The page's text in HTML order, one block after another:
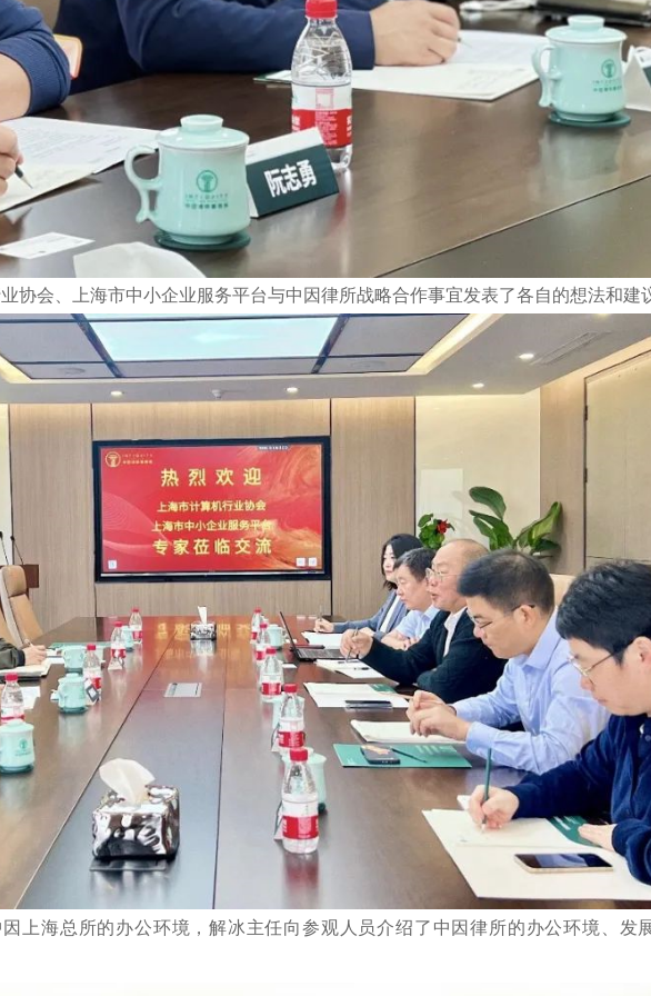
会、上海市中小企业服务平台与中因律所战略合作事宜发表了各自的想法和建
上海总所的办公环境，解冰主任向参观人员介绍了中因律所的办公环境、发